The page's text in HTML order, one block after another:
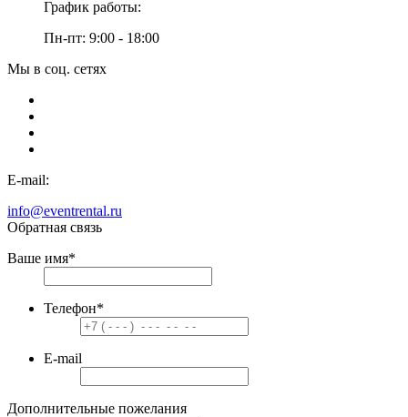
График работы:
Пн-пт: 9:00 - 18:00
Мы в соц. сетях
E-mail:
info@eventrental.ru
Обратная связь
Ваше имя*
Телефон*
E-mail
Дополнительные пожелания